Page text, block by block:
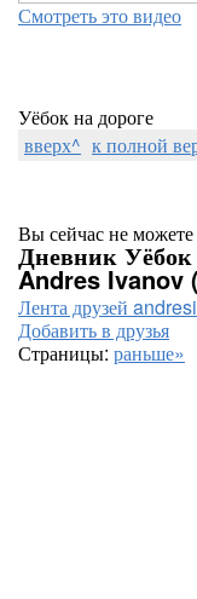
Смотреть это видео
Уёбок на дороге
вверх^ к полной
Вы сейчас не
Дневник
Andres Ivanov
Лента друзей
Добавить в друзья
Страницы: раньше»